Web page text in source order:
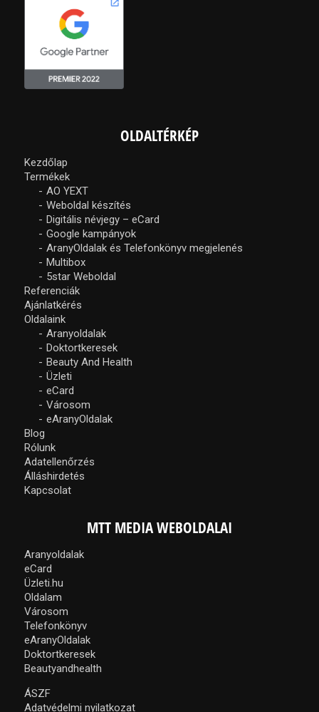
OLDALTÉRKÉP
Kezdőlap
Termékek
AO YEXT
Weboldal készítés
Digitális névjegy – eCard
Google kampányok
AranyOldalak és Telefonkönyv megjelenés
Multibox
5star Weboldal
Referenciák
Ajánlatkérés
Oldalaink
Aranyoldalak
Doktortkeresek
Beauty And Health
Üzleti
eCard
Városom
eAranyOldalak
Blog
Rólunk
Adatellenőrzés
Álláshirdetés
Kapcsolat
MTT MEDIA WEBOLDALAI
Aranyoldalak
eCard
Üzleti.hu
Oldalam
Városom
Telefonkönyv
eAranyOldalak
Doktortkeresek
Beautyandhealth
ÁSZF
Adatvédelmi nyilatkozat